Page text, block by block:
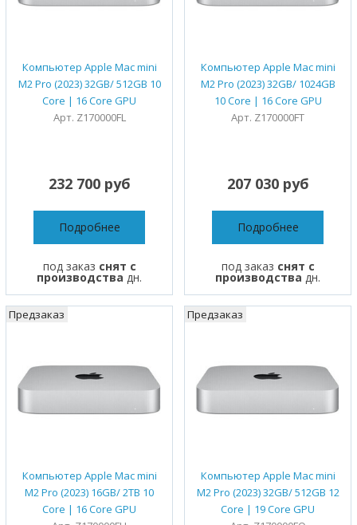
Компьютер Apple Mac mini
M2 Pro (2023) 32GB/ 512GB 10
Core | 16 Core GPU
Арт. Z170000FL
232 700 руб
Подробнее
под заказ снят с
производства дн.
Компьютер Apple Mac mini
M2 Pro (2023) 32GB/ 1024GB
10 Core | 16 Core GPU
Арт. Z170000FT
207 030 руб
Подробнее
под заказ снят с
производства дн.
Компьютер Apple Mac mini
M2 Pro (2023) 16GB/ 2TB 10
Core | 16 Core GPU
Предзаказ
Компьютер Apple Mac mini
M2 Pro (2023) 32GB/ 512GB 12
Core | 19 Core GPU
Предзаказ